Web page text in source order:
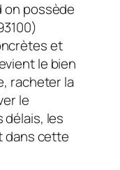
on possède
et
le bien
racheter la
le
délais, les
dans cette